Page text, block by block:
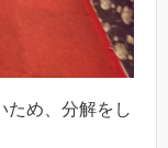
ため、分解をし